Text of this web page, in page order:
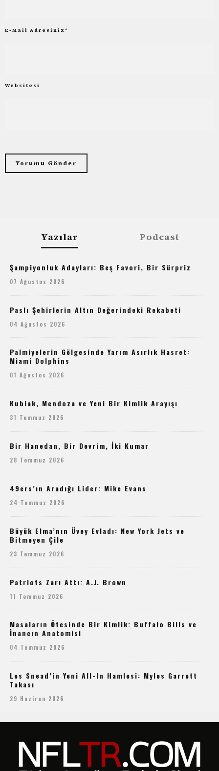
E-Mail Adresiniz *
Websitesi
Yazılar Podcast
Şampiyonluk Adayları: Beş Favori, Bir Sürpriz
07 Ağustos 2026
Paslı Şehirlerin Altın Değerindeki Rekabeti
04 Ağustos 2026
Palmiyelerin Gölgesinde Yarım Asırlık Hasret:
Miami Dolphins
01 Ağustos 2026
Kubiak, Mendoza ve Yeni Bir Kimlik Arayışı
31 Temmuz 2026
Bir Hanedan, Bir Devrim, İki Kumar
28 Temmuz 2026
49ers’ın Aradığı Lider: Mike Evans
24 Temmuz 2026
Büyük Elma’nın Üvey Evladı: New York Jets ve
Bitmeyen Çile
23 Temmuz 2026
Patriots Zarı Attı: A.J. Brown
11 Temmuz 2026
Masaların Ötesinde Bir Kimlik: Buffalo Bills ve
İnancın Anatomisi
04 Temmuz 2026
Les Snead’in Yeni All-In Hamlesi: Myles Garrett
Takası
29 Haziran 2026